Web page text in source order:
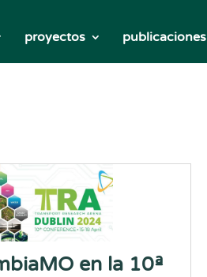
proyectos publicaciones
en la 10ª